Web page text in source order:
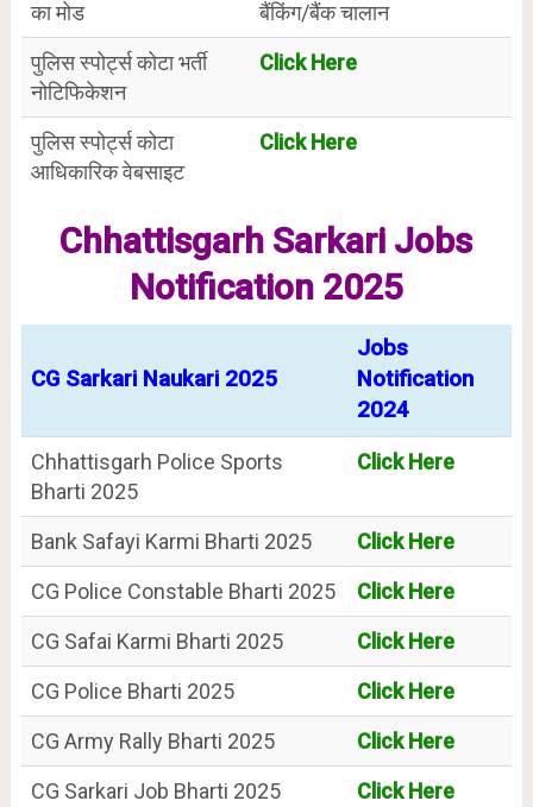
का मोड
बैंकिंग/बैंक चालान
पुलिस स्पोर्ट्स कोटा भर्ती
नोटिफिकेशन
Click Here
पुलिस स्पोर्ट्स कोटा
आधिकारिक वेबसाइट
Click Here
Chhattisgarh Sarkari Jobs
Notification 2025
CG Sarkari Naukari 2025
Jobs
Notification
2024
Chhattisgarh Police Sports
Bharti 2025
Click Here
Bank Safayi Karmi Bharti 2025
Click Here
CG Police Constable Bharti 2025
Click Here
CG Safai Karmi Bharti 2025
Click Here
CG Police Bharti 2025
Click Here
CG Army Rally Bharti 2025
Click Here
CG Sarkari Job Bharti 2025
Click Here